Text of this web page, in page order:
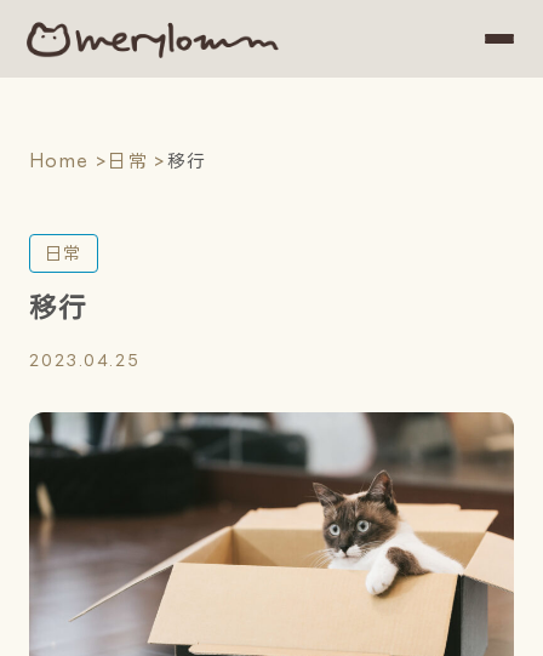
Home 日常 移行
日常
移行
2023.04.25